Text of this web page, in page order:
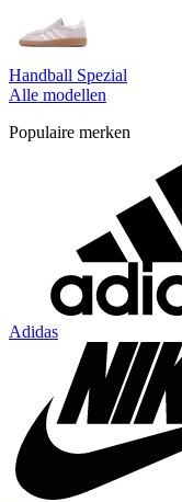
Handball Spezial
Alle modellen
Populaire merken
Adidas